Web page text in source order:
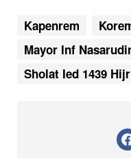
Kapenrem
Mayor Inf
Sholat Ied 1439